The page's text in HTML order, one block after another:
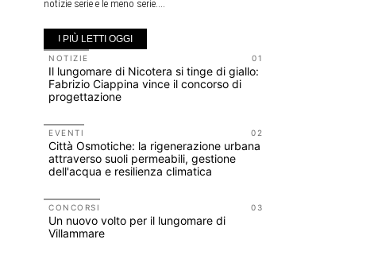
notizie serie e le meno serie....
I PIÙ LETTI OGGI
01
NOTIZIE
Il lungomare di Nicotera si tinge di giallo:
Fabrizio Ciappina vince il concorso di
progettazione
02
EVENTI
Città Osmotiche: la rigenerazione urbana
attraverso suoli permeabili, gestione
dell'acqua e resilienza climatica
03
CONCORSI
Un nuovo volto per il lungomare di
Villammare